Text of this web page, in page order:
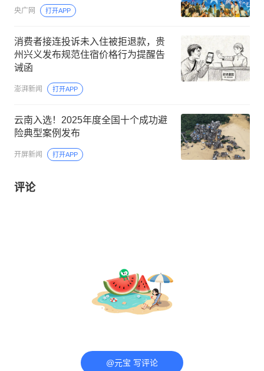
央广网 打开APP
消费者接连投诉未入住被拒退款，贵
州兴义发布规范住宿价格行为提醒告
诫函
澎湃新闻 打开APP
云南入选！2025年度全国十个成功避
险典型案例发布
开屏新闻 打开APP
评论
@元宝 写评论